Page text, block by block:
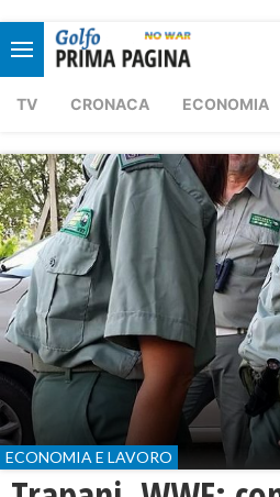
TV CRONACA ECONOMIA
ECONOMIA E LAVORO